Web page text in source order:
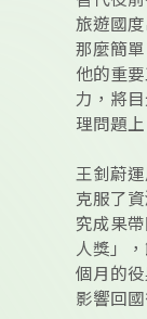
旅遊國
那麼簡
他的重
力，將
理問題上
王釗蔚
克服了
究成果
人獎」
個月的
影響回